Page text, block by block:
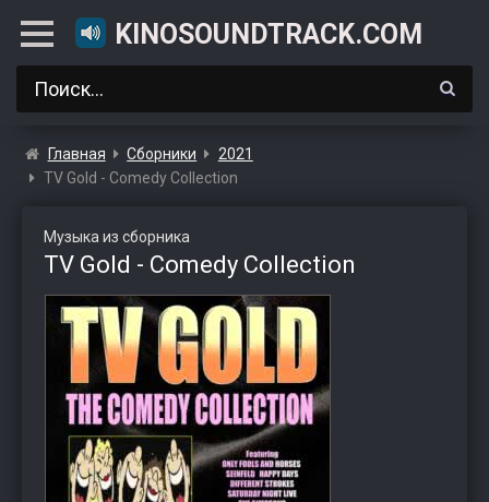
KINOSOUNDTRACK.COM
Главная Сборники
2021
TV Gold - Comedy Collection
Музыка из сборника
TV Gold - Comedy Collection